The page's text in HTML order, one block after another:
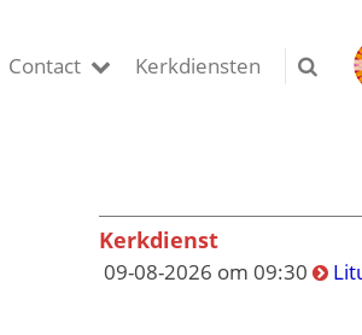
Contact Kerkdiensten
Kerkdienst
09-08-2026 om 09:30